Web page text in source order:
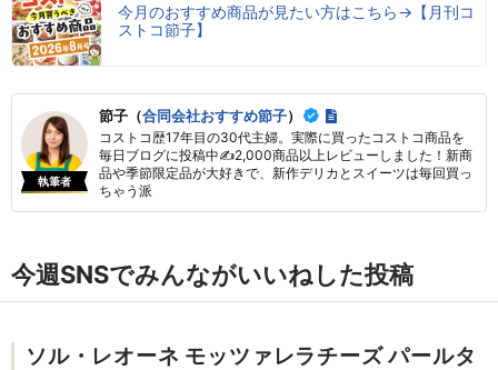
今月のおすすめ商品が見たい方はこちら→【月刊コ
ストコ節子】
執筆者
節子（合同会社おすすめ節子）
コストコ歴17年目の30代主婦。実際に買ったコストコ商品を
毎日ブログに投稿中✍2,000商品以上レビューしました！新商
品や季節限定品が大好きで、新作デリカとスイーツは毎回買っ
ちゃう派
今週SNSでみんながいいねした投稿
ソル・レオーネ モッツァレラチーズ パールタ